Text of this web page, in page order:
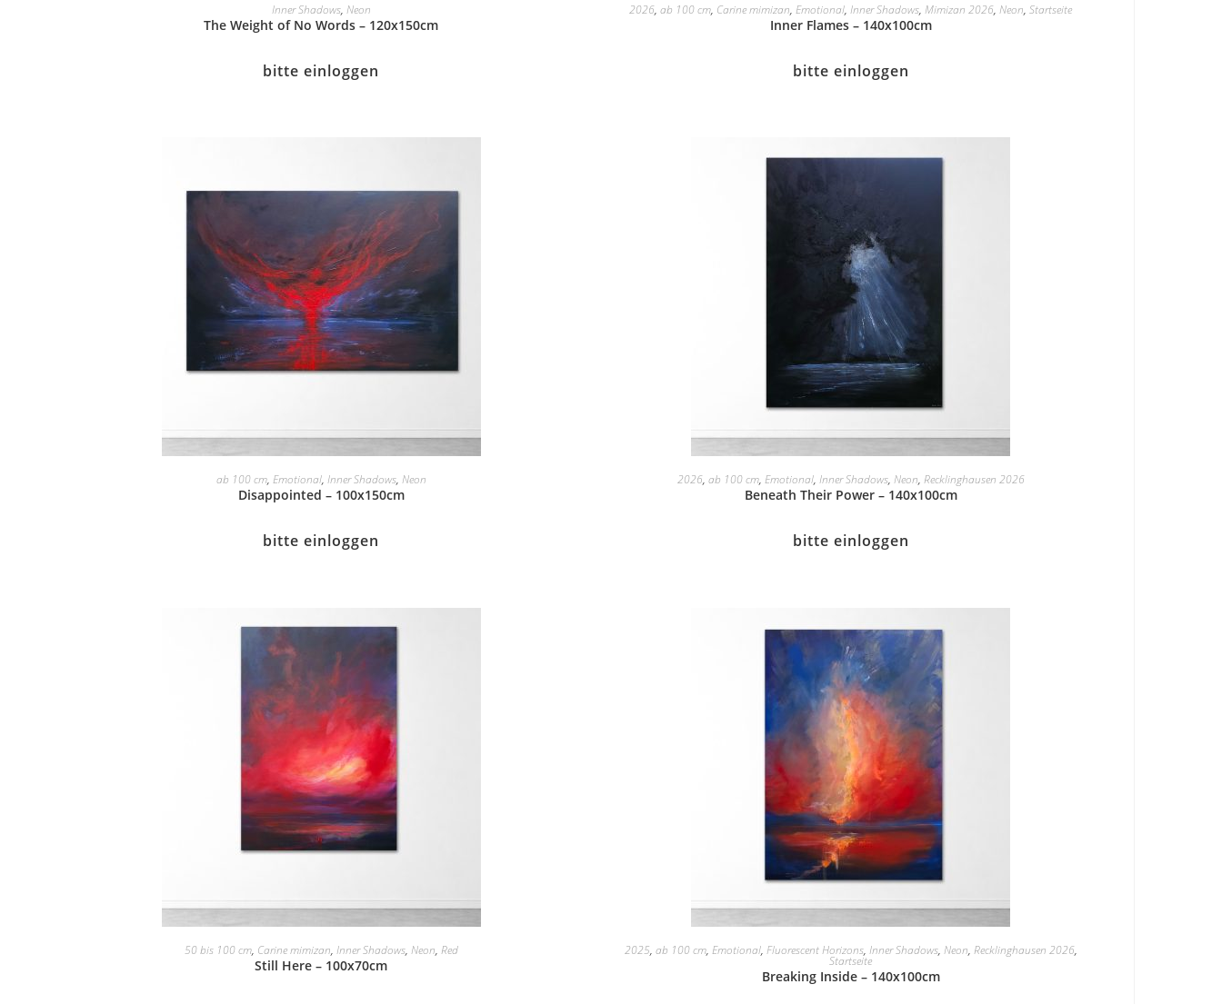
Inner Shadows, Neon
The Weight of No Words – 120x150cm
bitte einloggen
2026,ab 100 cm, Carine mimizan,Emotional,Inner Shadows,Mimizan 2026,Neon,Startseite
Inner Flames – 140x100cm
bitte einloggen
ab 100 cm, Emotional, Inner Shadows, Neon
Disappointed – 100x150cm
bitte einloggen
2026, ab 100 cm, Emotional, Inner Shadows, Neon, Recklinghausen 2026
Beneath Their Power – 140x100cm
bitte einloggen
50 bis 100 cm, Carine mimizan, Inner Shadows, Neon, Red
Still Here – 100x70cm
2025, ab 100 cm, Emotional, Fluorescent Horizons, Inner Shadows, Neon, Recklinghausen 2026,
Startseite
Breaking Inside – 140x100cm